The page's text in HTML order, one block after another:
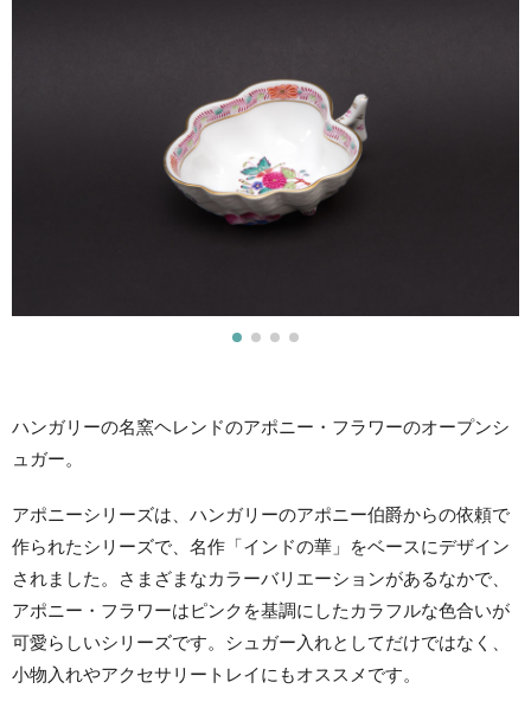
ハンガリーの名窯ヘレンドのアポニー・フラワーのオープンシ
ュガー。
アポニーシリーズは、ハンガリーのアポニー伯爵からの依頼で
作られたシリーズで、名作「インドの華」をベースにデザイン
されました。さまざまなカラーバリエーションがあるなかで、
アポニー・フラワーはピンクを基調にしたカラフルな色合いが
可愛らしいシリーズです。シュガー入れとしてだけではなく、
小物入れやアクセサリートレイにもオススメです。